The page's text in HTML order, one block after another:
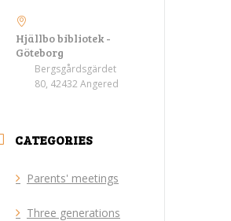
Hjällbo bibliotek -
Göteborg
Bergsgårdsgärdet
80, 42432 Angered
CATEGORIES
Parents' meetings
Three generations